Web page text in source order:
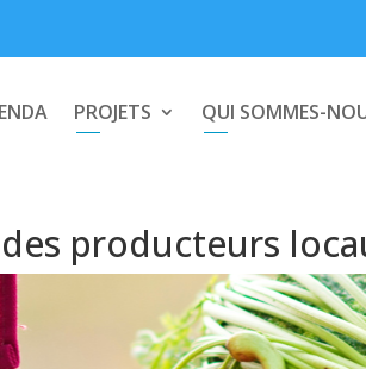
PROJETS QUI SOMMES-
producteurs